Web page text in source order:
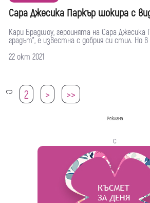
Сара Джесика Паркър шокира с
Кари Брадшоу, героинята на Сара Джесика
градът", е известна с добрия си стил. Но
22 окт 2021
1 2 > >>
Реклама
с